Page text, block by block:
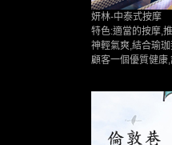
妍林-中泰式按摩
特色:適當的按摩,
神輕氣爽,結合瑜
顧客一個優質健康,